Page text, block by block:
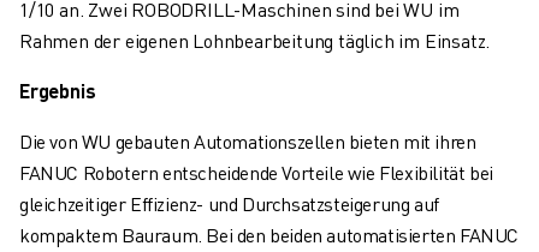
1/10 an. Zwei ROBODRILL-Maschinen sind bei WU im
Rahmen der eigenen Lohnbearbeitung täglich im Einsatz.
Ergebnis
Die von WU gebauten Automationszellen bieten mit ihren
FANUC Robotern entscheidende Vorteile wie Flexibilität bei
gleichzeitiger Effizienz- und Durchsatzsteigerung auf
kompaktem Bauraum. Bei den beiden automatisierten FANUC